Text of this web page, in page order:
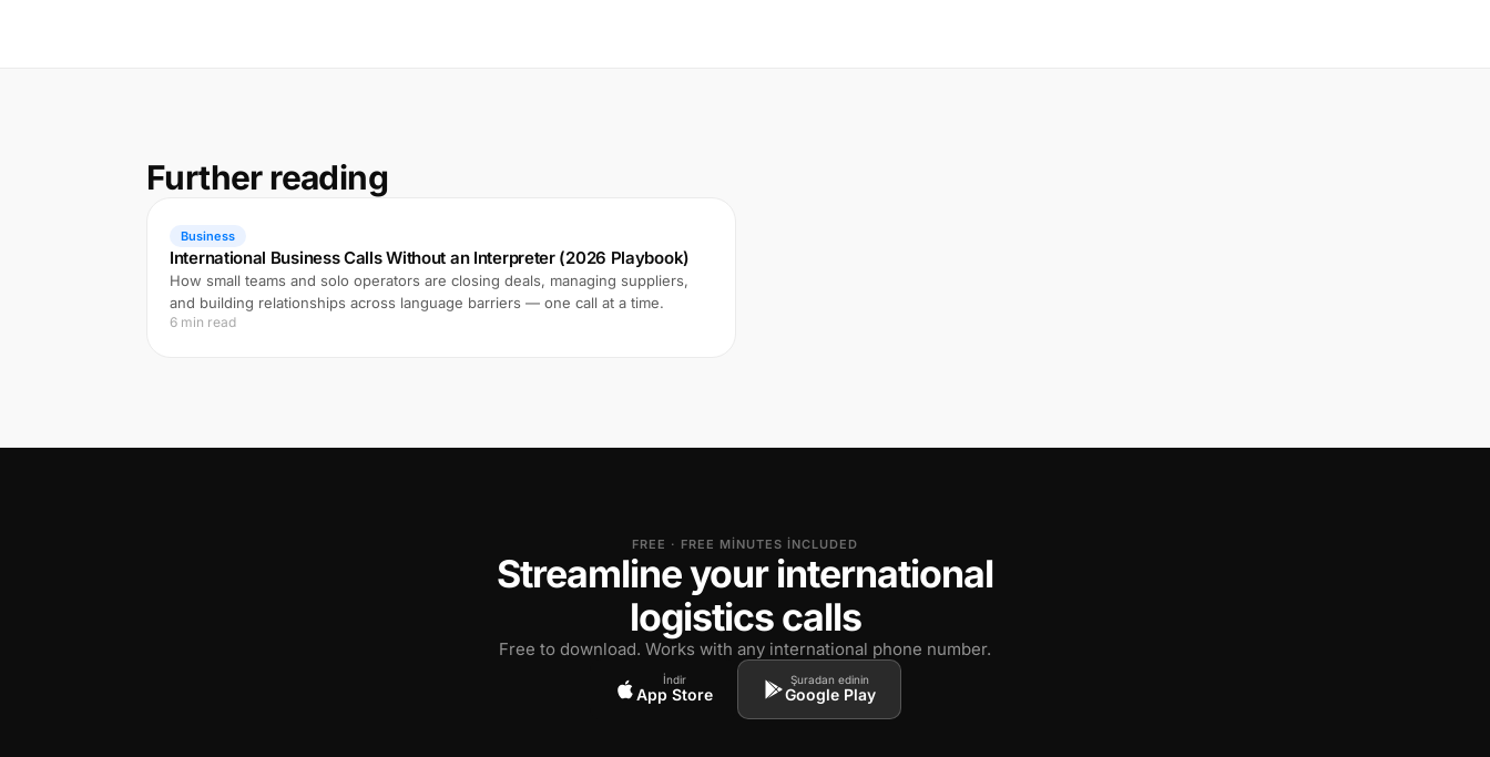
Further reading
Business
International Business Calls Without an Interpreter (2026 Playbook)
How small teams and solo operators are closing deals, managing suppliers,
and building relationships across language barriers — one call at a time.
6 min read
FREE · FREE MINUTES INCLUDED
Streamline your international
logistics calls
Free to download. Works with any international phone number.
İndir
App Store
Şuradan edinin
Google Play